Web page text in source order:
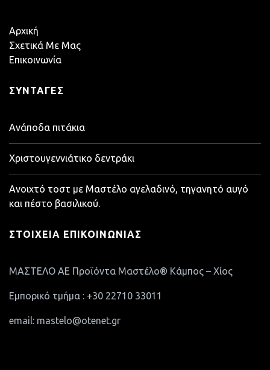
Αρχική
Σχετικά Με Μας
Επικοινωνία
ΣΥΝΤΑΓΈΣ
Ανάποδα πιτάκια
Χριστουγεννιάτικο δεντράκι
Ανοιχτό τοστ με Μαστέλο αγελαδινό, τηγανητό αυγό
και πέστο βασιλικού.
ΣΤΟΙΧΕΊΑ ΕΠΙΚΟΙΝΩΝΊΑΣ
ΜΑΣΤΕΛΟ ΑΕ Προϊόντα Μαστέλο® Κάμπος – Χίος
Εμπορικό τμήμα : +30 22710 33011
email: mastelo@otenet.gr